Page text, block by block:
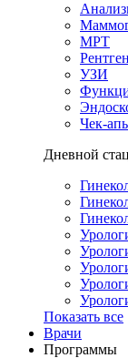
МРТ
Рентген
УЗИ
Чек-
Дневной
Показать все
Врачи
Программы